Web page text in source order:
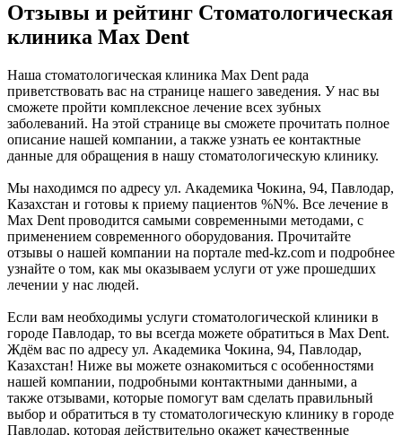
Отзывы и рейтинг Стоматологическая
клиника Max Dent
Наша стоматологическая клиника Max Dent рада
приветствовать вас на странице нашего заведения. У нас вы
сможете пройти комплексное лечение всех зубных
заболеваний. На этой странице вы сможете прочитать полное
описание нашей компании, а также узнать ее контактные
данные для обращения в нашу стоматологическую клинику.
Мы находимся по адресу ул. Академика Чокина, 94, Павлодар,
Казахстан и готовы к приему пациентов %N%. Все лечение в
Max Dent проводится самыми современными методами, с
применением современного оборудования. Прочитайте
отзывы о нашей компании на портале med-kz.com и подробнее
узнайте о том, как мы оказываем услуги от уже прошедших
лечении у нас людей.
Если вам необходимы услуги стоматологической клиники в
городе Павлодар, то вы всегда можете обратиться в Max Dent.
Ждём вас по адресу ул. Академика Чокина, 94, Павлодар,
Казахстан! Ниже вы можете ознакомиться с особенностями
нашей компании, подробными контактными данными, а
также отзывами, которые помогут вам сделать правильный
выбор и обратиться в ту стоматологическую клинику в городе
Павлодар, которая действительно окажет качественные